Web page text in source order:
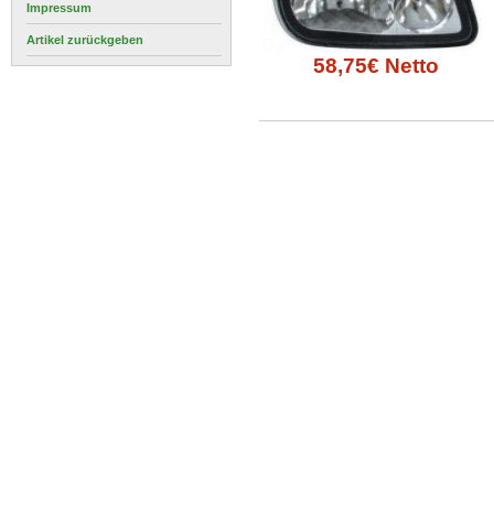
Impressum
Artikel zurückgeben
58,75€ Netto